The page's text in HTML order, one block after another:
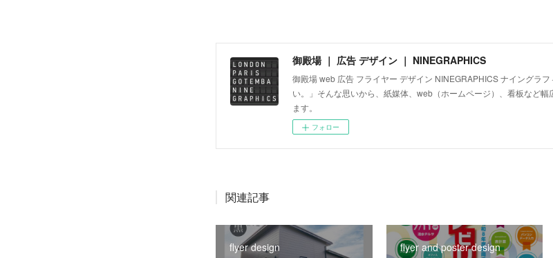
御殿場 ｜ 広告 デザイン ｜ NINEGRAPHICS
御殿場 web 広告 フライヤー デザイン NINEGRAPHICS ナイングラ
い。」そんな思いから、紙媒体、web（ホームページ）、看板など
ます。
フォロー
関連記事
flyer design flyer and poster design